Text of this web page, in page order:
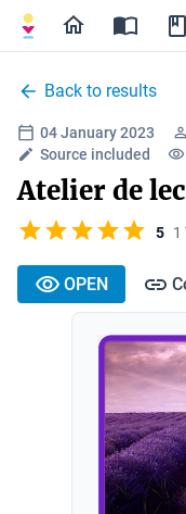
Back to results
04 January 2023
Source included
Atelier de
5 1
OPEN